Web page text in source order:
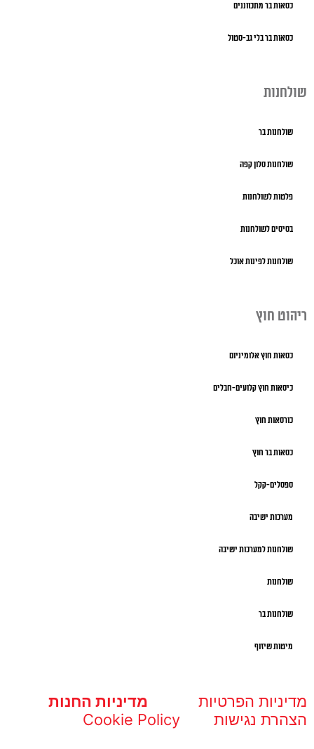
כסאות בר מתכווננים
כסאות בר בלי גב-סטול
שולחנות
שולחנות בר
שולחנות סלון קפה
פלטות לשולחנות
בסיסים לשולחנות
שולחנות לפינות אוכל
ריהוט חוץ
כסאות חוץ אלומיניום
כיסאות חוץ קלועים-חבלים
כורסאות חוץ
כסאות בר חוץ
ספסלים-קקל
מערכות ישיבה
שולחנות למערכות ישיבה
שולחנות
שולחנות בר
מיטות שיזוף
מדיניות הפרטיות
מדיניות החנות
הצהרת נגישות
Cookie Policy